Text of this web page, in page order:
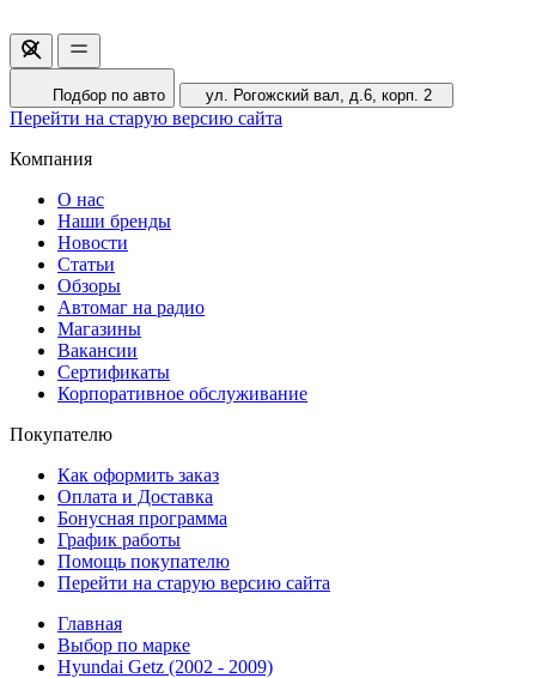
Подбор по авто ул. Рогожский вал, д.6, корп. 2
Перейти на старую версию сайта
Компания
О нас
Наши бренды
Новости
Статьи
Обзоры
Автомаг на радио
Магазины
Вакансии
Сертификаты
Корпоративное обслуживание
Покупателю
Как оформить заказ
Оплата и Доставка
Бонусная программа
График работы
Помощь покупателю
Перейти на старую версию сайта
Главная
Выбор по марке
Hyundai Getz (2002 - 2009)